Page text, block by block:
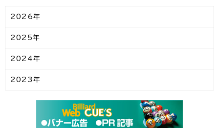
2026年
2025年
2024年
2023年